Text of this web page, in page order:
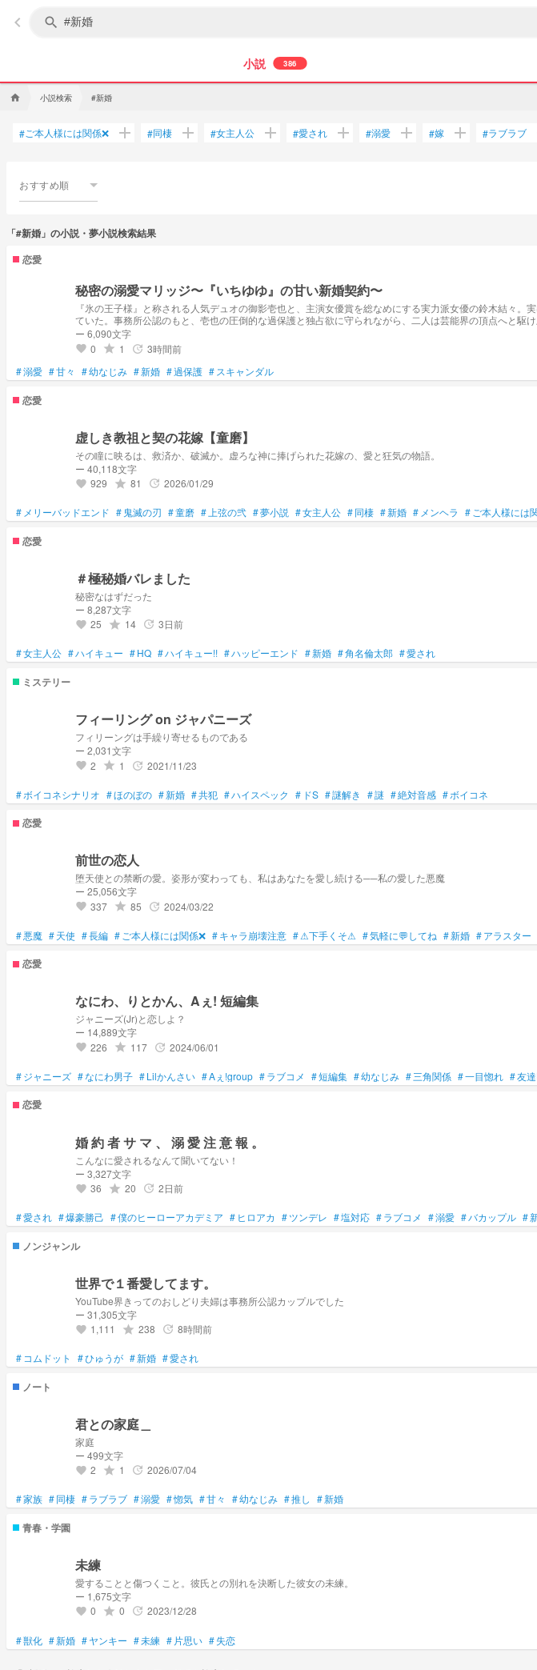
keyboard_arrow_left search
小説 386
home 小説検索 #新婚
#ご本人様には関係❌ add #同棲 add #女主人公 add #愛され add #溺愛 add #嫁 add #ラブラブ
おすすめ順
「#新婚」の小説・夢小説検索結果
恋愛
秘密の溺愛マリッジ〜『いちゆゆ』の甘い新婚契約〜
『氷の王子様』と称される人気デュオの御影壱也と、主演女優賞を総なめにする実力派女優の鈴木結々
ていた。事務所公認のもと、壱也の圧倒的な過保護と独占欲に守られながら、二人は芸能界の頂点へと
理想の夫婦の物語。
ー 6,090文字
favorite 0 grade 1 update 3時間前
#溺愛 #甘々 #幼なじみ #新婚 #過保護 # スキャンダル
恋愛
虚しき教祖と契の花嫁【童磨】
その瞳に映るは、救済か、破滅か。虚ろな神に捧げられた花嫁の、愛と狂気の物語。
ー 40,118文字
favorite 929 grade 81 update 2026/01/29
# メリーバッドエンド # 鬼滅の刃 #童磨 # 上弦の弐 #夢小説 #女主人公 #同棲 #新婚 # メンヘラ # ご本人様には
恋愛
＃極秘婚バレました
秘密なはずだった
ー 8,287文字
favorite 25 grade 14 update 3日前
#女主人公 #ハイキュー #HQ #ハイキュー!! #ハッピーエンド #新婚 #角名倫太郎 #愛され
ミステリー
フィーリング on ジャパニーズ
フィリーングは手繰り寄せるものである
ー 2,031文字
favorite 2 grade 1 update 2021/11/23
#ボイコネシナリオ #ほのぼの #新婚 #共犯 #ハイスペック # ドS #謎解き #謎 #絶対音感 #ボイコネ
恋愛
前世の恋人
堕天使との禁断の愛。姿形が変わっても、私はあなたを愛し続ける──私の愛した悪魔
ー 25,056文字
favorite 337 grade 85 update 2024/03/22
#悪魔 #天使 #長編 # ご本人様には関係❌ #キャラ崩壊注意 #⚠下手くそ⚠ #気軽に💬してね #新婚 #アラスター
恋愛
なにわ、りとかん、Aぇ! 短編集
ジャニーズ(Jr)と恋しよ？
ー 14,889文字
favorite 226 grade 117 update 2024/06/01
#ジャニーズ #なにわ男子 #Lilかんさい #Aぇ!group #ラブコメ #短編集 #幼なじみ #三角関係 #一目惚れ #友
恋愛
婚 約 者 サ マ 、 溺 愛 注 意 報 。
こんなに愛されるなんて聞いてない！
ー 3,327文字
favorite 36 grade 20 update 2日前
#愛され #爆豪勝己 #僕のヒーローアカデミア # ヒロアカ #ツンデレ #塩対応 #ラブコメ #溺愛 #バカップル #
ノンジャンル
世界で１番愛してます。
YouTube界きってのおしどり夫婦は事務所公認カップルでした
ー 31,305文字
favorite 1,111 grade 238 update 8時間前
# コムドット #ひゅうが #新婚 #愛され
ノート
君との家庭＿
家庭
ー 499文字
favorite 2 grade 1 update 2026/07/04
#家族 #同棲 #ラブラブ #溺愛 #惚気 #甘々 #幼なじみ #推し #新婚
青春・学園
未練
愛することと傷つくこと。彼氏との別れを決断した彼女の未練。
ー 1,675文字
favorite 0 grade 0 update 2023/12/28
#獣化 #新婚 #ヤンキー #未練 # 片思い #失恋